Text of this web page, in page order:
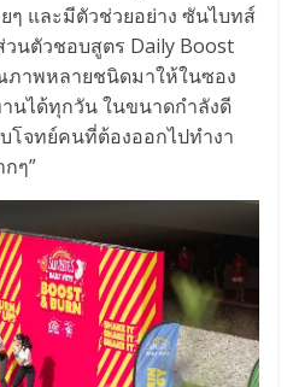
ๆ และมีตัวช่วยอย่าง ซันไบทส์
วนตัวชอบสูตร Daily Boost
ภาพหลายชนิดมาให้ในซอง
านได้ทุกวัน ในขนาดกำลังดี
โจทย์คนที่ต้องออกไปทำงา
ๆ”